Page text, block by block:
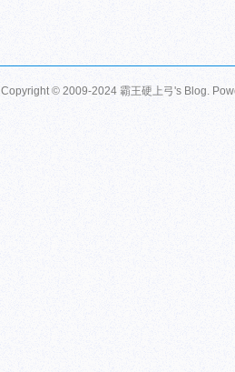
Copyright © 2009-2024 霸王硬上弓's Blog.